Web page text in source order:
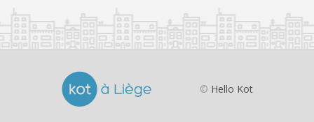
© Hello Kot